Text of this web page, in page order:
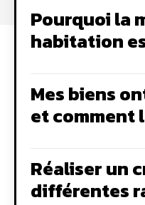
Pourquoi la
habitation
Mes biens
et comment
Réaliser un
différentes